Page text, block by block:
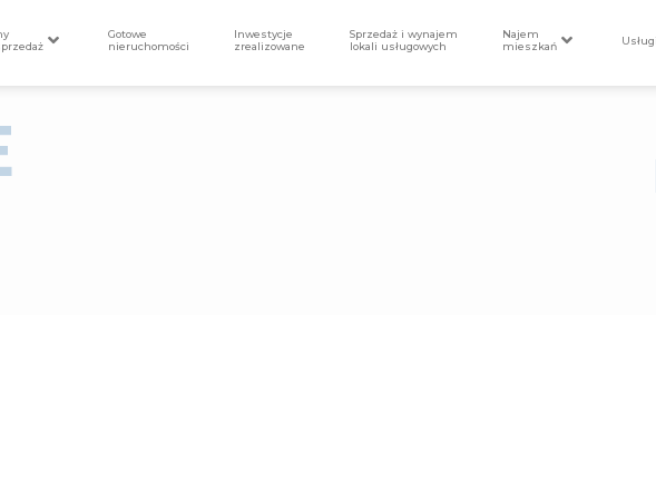
Gotowe
nieruchomości
Inwestycje
zrealizowane
Sprzedaż i wynajem
lokali usługowych
Najem
mieszkań
Usługi